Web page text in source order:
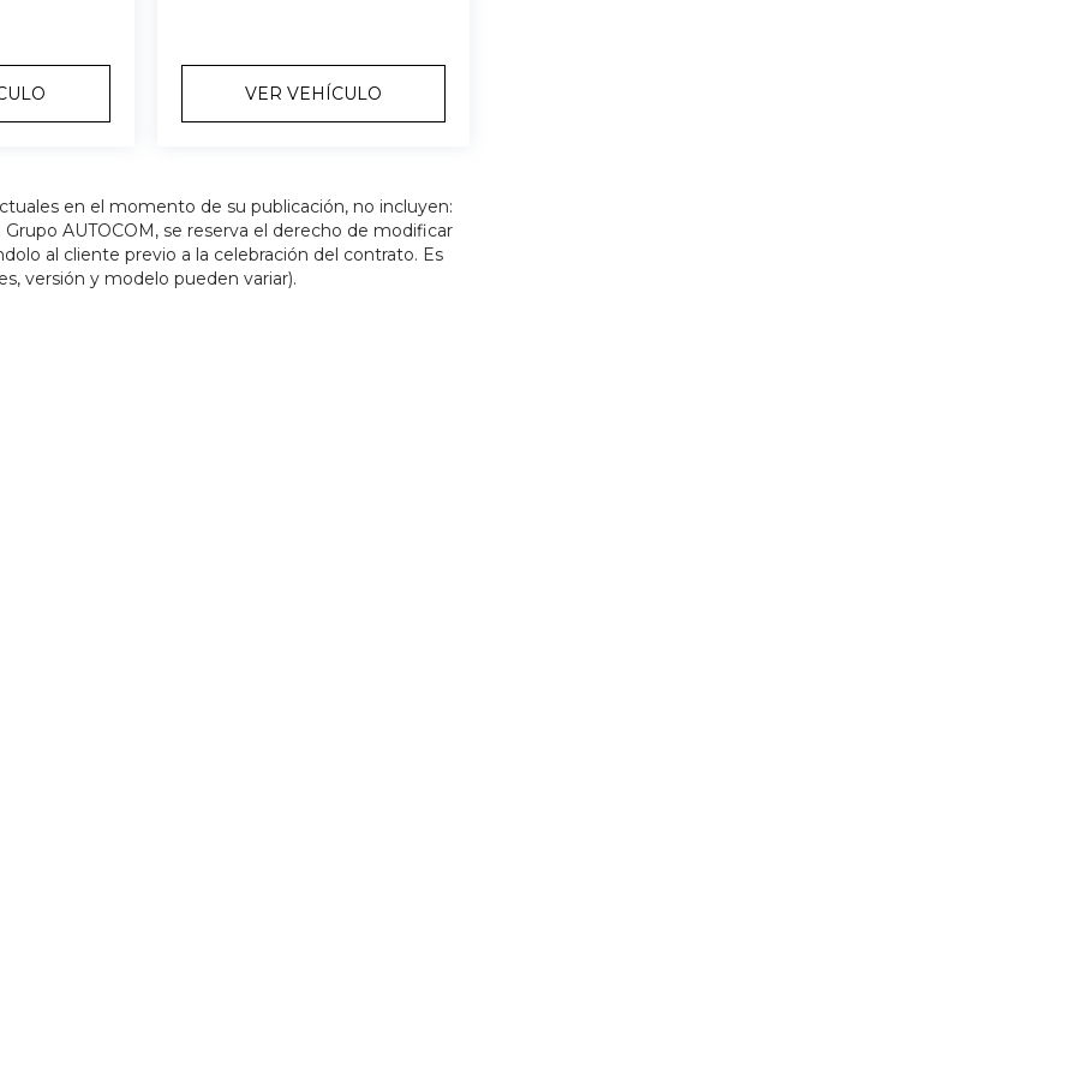
VER VEHÍCULO
en el momento de su publicación, no incluyen:
AUTOCOM, se reserva el derecho de modificar
al cliente previo a la celebración del contrato. Es
versión y modelo pueden variar).